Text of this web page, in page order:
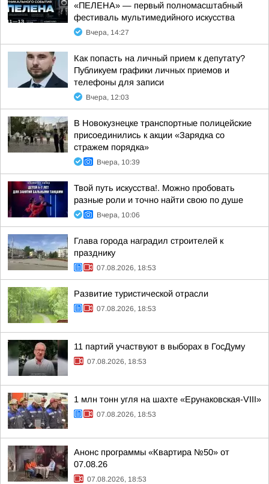
«ПЕЛЕНА» — первый полномасштабный
фестиваль мультимедийного искусства
Вчера, 14:27
Как попасть на личный прием к депутату?
Публикуем графики личных приемов и
телефоны для записи
Вчера, 12:03
В Новокузнецке транспортные полицейские
присоединились к акции «Зарядка со
стражем порядка»
Вчера, 10:39
Твой путь искусства!. Можно пробовать
разные роли и точно найти свою по душе
Вчера, 10:06
Глава города наградил строителей к
празднику
07.08.2026, 18:53
Развитие туристической отрасли
07.08.2026, 18:53
11 партий участвуют в выборах в ГосДуму
07.08.2026, 18:53
1 млн тонн угля на шахте «Ерунаковская-VIII»
07.08.2026, 18:53
Анонс программы «Квартира №50» от
07.08.26
07.08.2026, 18:53